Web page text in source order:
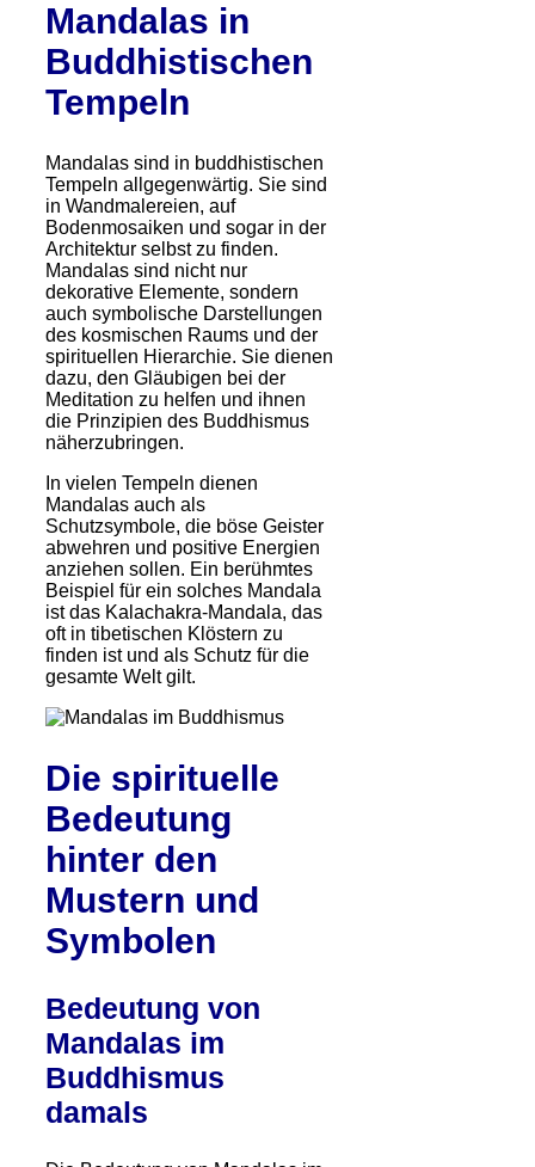
Mandalas in
Buddhistischen
Tempeln
Mandalas sind in buddhistischen
Tempeln allgegenwärtig. Sie sind
in Wandmalereien, auf
Bodenmosaiken und sogar in der
Architektur selbst zu finden.
Mandalas sind nicht nur
dekorative Elemente, sondern
auch symbolische Darstellungen
des kosmischen Raums und der
spirituellen Hierarchie. Sie dienen
dazu, den Gläubigen bei der
Meditation zu helfen und ihnen
die Prinzipien des Buddhismus
näherzubringen.
In vielen Tempeln dienen
Mandalas auch als
Schutzsymbole, die böse Geister
abwehren und positive Energien
anziehen sollen. Ein berühmtes
Beispiel für ein solches Mandala
ist das Kalachakra-Mandala, das
oft in tibetischen Klöstern zu
finden ist und als Schutz für die
gesamte Welt gilt.
Die spirituelle
Bedeutung
hinter den
Mustern und
Symbolen
Bedeutung von
Mandalas im
Buddhismus
damals